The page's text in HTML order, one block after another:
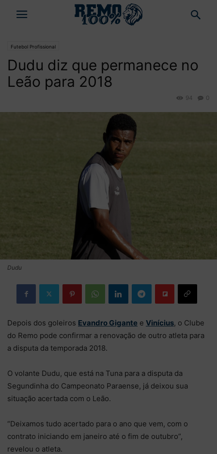
Futebol Profissional
Dudu diz que permanece no
Leão para 2018
0
94
Dudu
Depois dos goleiros Evandro Gigante e Vinícius, o Clube
do Remo pode confirmar a renovação de outro atleta para
a disputa da temporada 2018.
O volante Dudu, que está na Tuna para a disputa da
Segundinha do Campeonato Paraense, já deixou sua
situação acertada com o Leão.
“Deixamos tudo acertado para o ano que vem, com o
contrato iniciando em janeiro até o fim de outubro”,
revelou o atleta.